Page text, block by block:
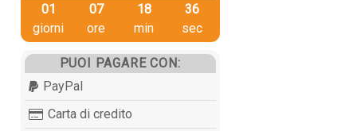
01
giorni
07
ore
18
min
36
sec
PUOI PAGARE CON:
PayPal
Carta di credito